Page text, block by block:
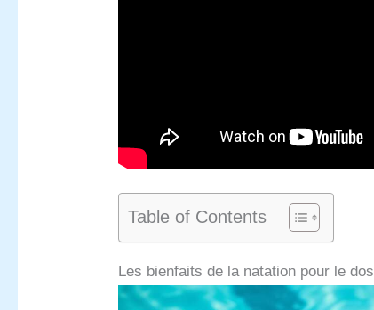
Table of Contents
Les bienfaits de la natation pour le dos